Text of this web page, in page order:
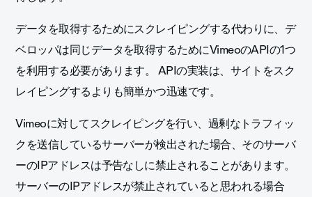
データを取得するためにスクレイピングする代わりに、デ
ベロッパは同じデータを取得するためにVimeoのAPIの1つ
を利用する必要があります。 APIの実装は、サイトをスク
レイピングするよりも簡単かつ迅速です。
Vimeoに対してスクレイピングを行い、過剰なトラフィッ
クを送信しているサーバーが検出された場合、そのサーバ
ーのIPアドレスは予告なしに禁止されることがあります。
サーバーのIPアドレスが禁止されていると思われる場合